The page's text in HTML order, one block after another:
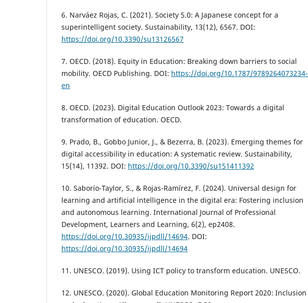
6. Narváez Rojas, C. (2021). Society 5.0: A Japanese concept for a
superintelligent society. Sustainability, 13(12), 6567. DOI:
https://doi.org/10.3390/su13126567
7. OECD. (2018). Equity in Education: Breaking down barriers to social
mobility. OECD Publishing. DOI: https://doi.org/10.1787/9789264073234-
en
8. OECD. (2023). Digital Education Outlook 2023: Towards a digital
transformation of education. OECD.
9. Prado, B., Gobbo Junior, J., & Bezerra, B. (2023). Emerging themes for
digital accessibility in education: A systematic review. Sustainability,
15(14), 11392. DOI: https://doi.org/10.3390/su151411392
10. Saborío-Taylor, S., & Rojas-Ramírez, F. (2024). Universal design for
learning and artificial intelligence in the digital era: Fostering inclusion
and autonomous learning. International Journal of Professional
Development, Learners and Learning, 6(2), ep2408.
https://doi.org/10.30935/ijpdll/14694. DOI:
https://doi.org/10.30935/ijpdll/14694
11. UNESCO. (2019). Using ICT policy to transform education. UNESCO.
12. UNESCO. (2020). Global Education Monitoring Report 2020: Inclusion